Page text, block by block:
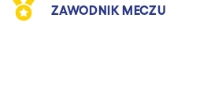
ZAWODNIK MECZU